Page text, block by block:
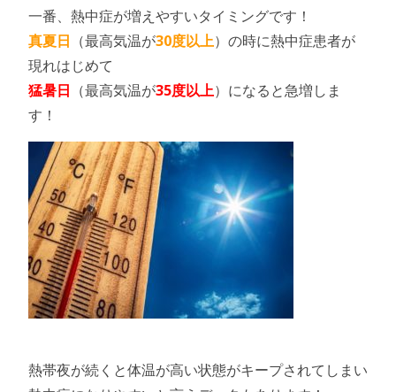
一番、熱中症が増えやすいタイミングです！
真夏日 （最高気温が30度以上）の時に熱中症患者が
現れはじめて
猛暑日 （最高気温が35度以上）になると急増しま
す！
熱帯夜が続くと体温が高い状態がキープされてしまい